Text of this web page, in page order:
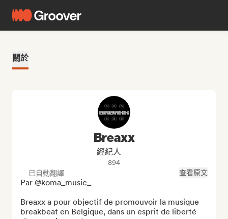
關於
Breaxx
經紀人
894
已自動翻譯
查看原文
Par @koma_music_
Breaxx a pour objectif de promouvoir la musique
breakbeat en Belgique, dans un esprit de liberté